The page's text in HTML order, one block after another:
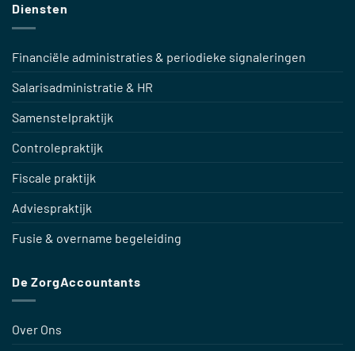
Diensten
Financiële administraties & periodieke signaleringen
Salarisadministratie & HR
Samenstelpraktijk
Controlepraktijk
Fiscale praktijk
Adviespraktijk
Fusie & overname begeleiding
De ZorgAccountants
Over Ons